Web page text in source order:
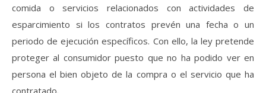
comida o servicios relacionados con actividades de
esparcimiento si los contratos prevén una fecha o un
periodo de ejecución específicos. Con ello, la ley pretende
proteger al consumidor puesto que no ha podido ver en
persona el bien objeto de la compra o el servicio que ha
contratado.